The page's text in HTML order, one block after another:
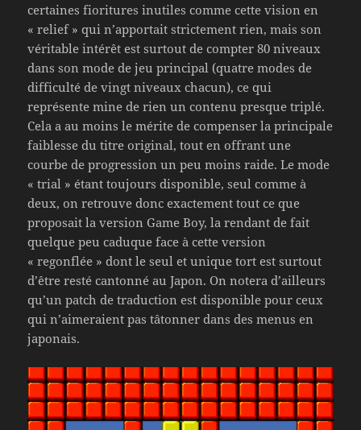
certaines fioritures inutiles comme cette vision en
« relief » qui n’apportait strictement rien, mais son
véritable intérêt est surtout de compter 80 niveaux
dans son mode de jeu principal (quatre modes de
difficulté de vingt niveaux chacun), ce qui
représente mine de rien un contenu presque triplé.
Cela a au moins le mérite de compenser la principale
faiblesse du titre original, tout en offrant une
courbe de progression un peu moins raide. Le mode
« trial » étant toujours disponible, seul comme à
deux, on retrouve donc exactement tout ce que
proposait la version Game Boy, la rendant de fait
quelque peu caduque face à cette version
« regonflée » dont le seul et unique tort est surtout
d’être resté cantonné au Japon. On notera d’ailleurs
qu’un patch de traduction est disponible pour ceux
qui n’aimeraient pas tâtonner dans des menus en
japonais.